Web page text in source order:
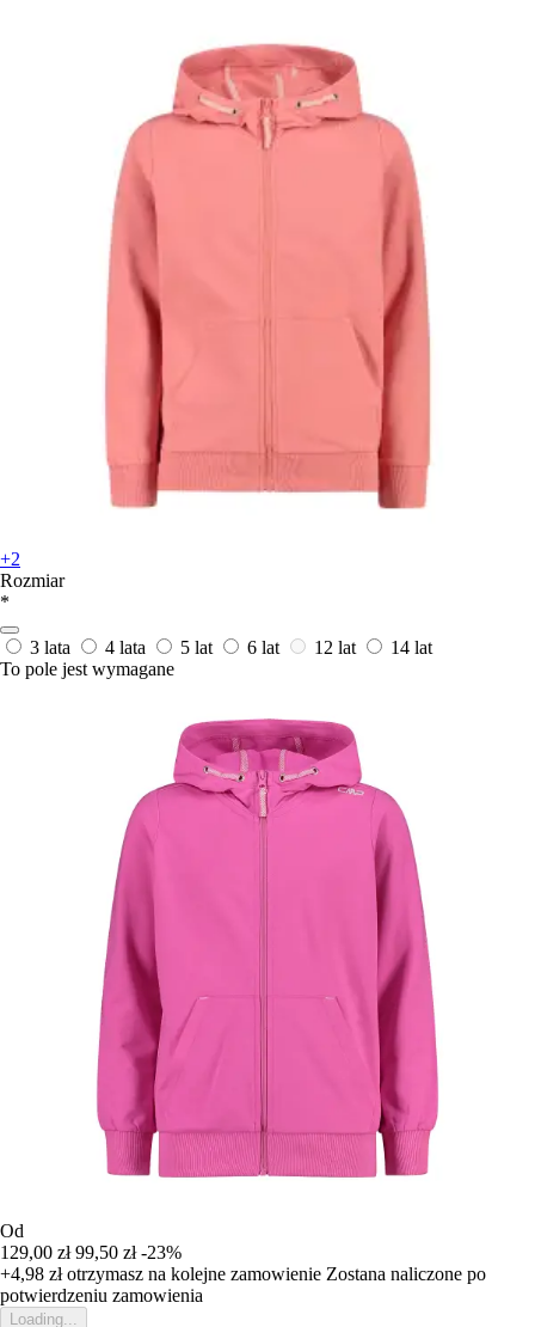
+2
Rozmiar
*
3 lata 4 lata 5 lat 6 lat 12 lat
14 lat
To pole jest wymagane
Od
129,00 zł 99,50 zł -23%
+4,98 złotrzymasz na kolejne zamowienie Zostana naliczone po
potwierdzeniu zamowienia
Loading...